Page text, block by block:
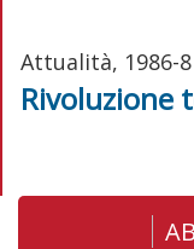
Attualità, 1986-8
Rivoluzione